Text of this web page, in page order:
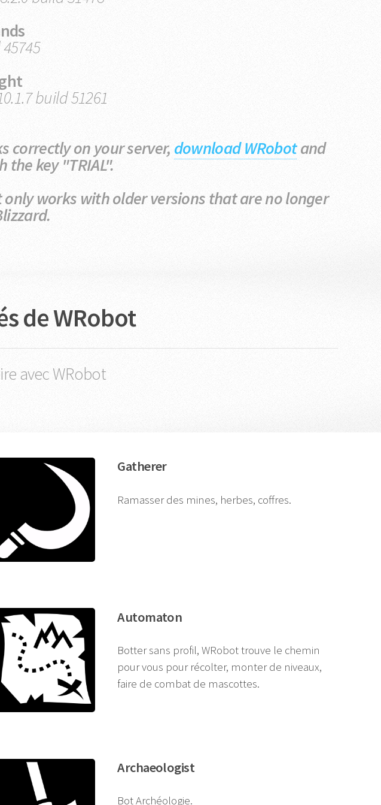
build 51261
correctly on your server, download WRobotand
key "TRIAL".
works with older versions that are no longer
de WRobot
avec WRobot
Gatherer
Ramasser des mines, herbes, coffres.
Automaton
Botter sans profil, WRobot trouve le chemin
pour vous pour récolter, monter de niveaux,
faire de combat de mascottes.
Archaeologist
Bot Archéologie.